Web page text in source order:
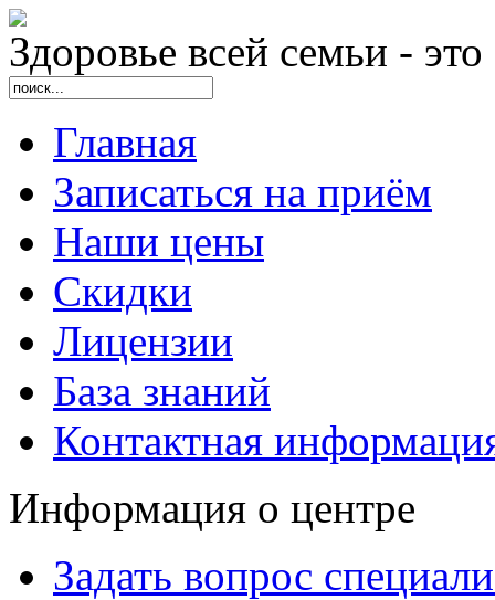
Здоровье всей семьи -
Главная
Записаться на приём
Наши цены
Скидки
Лицензии
База знаний
Контактная
Информация о центре
Задать вопрос